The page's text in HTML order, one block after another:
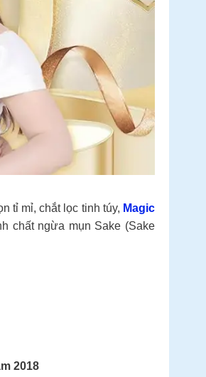
tỉ mỉ, chắt lọc tinh túy, Magic
chất ngừa mụn Sake (Sake
2018